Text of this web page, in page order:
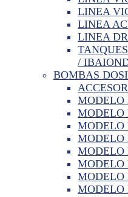
LINEA
LINEA
LINEA
/
BOMBAS
MODELO
MODELO
MODELO
MODELO
MODELO
MODELO